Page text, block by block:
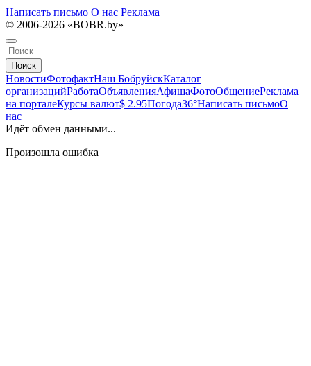
Написать письмо О нас Реклама
© 2006-2026 «BOBR.by»
Поиск
НовостиФотофактНаш БобруйскКаталог
организацийРаботаОбъявленияАфишаФотоОбщениеРеклама
на порталеКурсы валют$ 2.95Погода36°Написать письмоО
нас
Идёт обмен данными...
Произошла ошибка